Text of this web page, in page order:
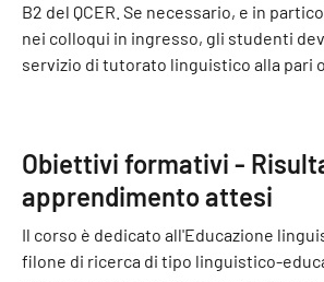
B2 del QCER. Se necessario, e in
nei colloqui in ingresso, gli studenti
servizio di tutorato linguistico alla pari
Obiettivi formativi -
apprendimento attesi
Il corso è dedicato all'Educazione
filone di ricerca di tipo linguistico-